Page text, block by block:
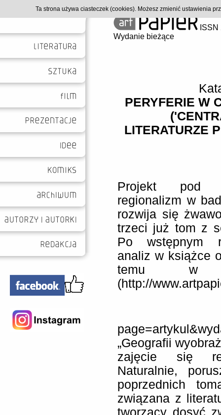
Wydanie bieżące
PERYFERIE W
LITERATURZE
Projekt pod
regionalizm w
rozwija się
trzeci już tom z
Po wstępnym
analiz w książce
temu w
(http://
„Geografii
zajęcie się
Naturalnie,
poprzednich
związana z
tworzący dosyć
Ta strona używa ciasteczek (cookies). Możesz zmienić ustawienia